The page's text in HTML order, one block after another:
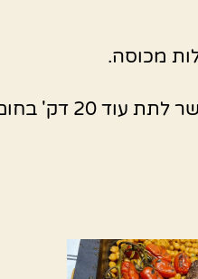
לאחר מכן נבדוק שרך ואם כן ,